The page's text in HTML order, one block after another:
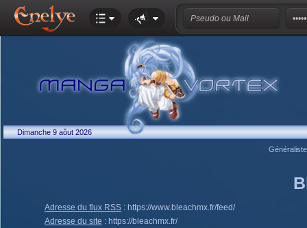
Dimanche 9 aôut 2026
Adresse du flux RSS : https://www.bleachmx.fr/feed/
Adresse du site : https://bleachmx.fr/